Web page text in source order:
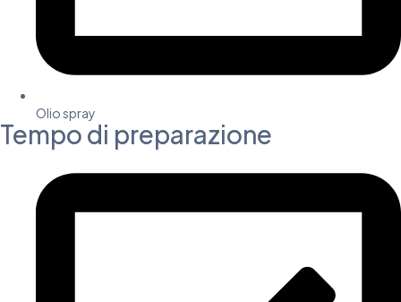
Olio spray
Tempo di preparazione